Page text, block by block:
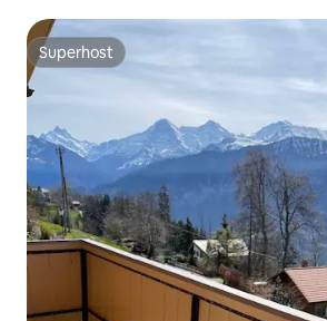
Superhost
Superhost